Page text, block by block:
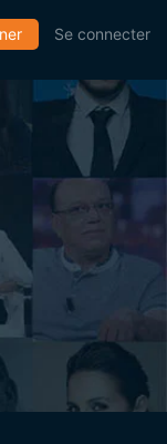
Se connecter